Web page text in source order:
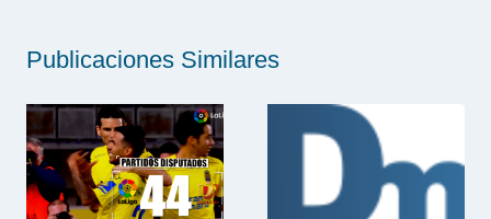
Publicaciones Similares